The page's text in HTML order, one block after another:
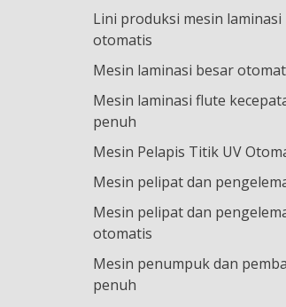
Lini produksi mesin
otomatis
Mesin laminasi besar
Mesin laminasi flute
penuh
Mesin Pelapis Titik UV
Mesin pelipat dan
Mesin pelipat dan
otomatis
Mesin penumpuk dan
penuh